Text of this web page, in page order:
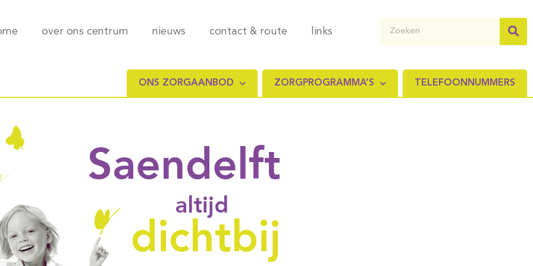
over ons centrum nieuws contact & route links
ONS ZORGAANBOD ZORGPROGRAMMA’S TELEFOONNUMMERS
Saendelft
altijd
dichtbij